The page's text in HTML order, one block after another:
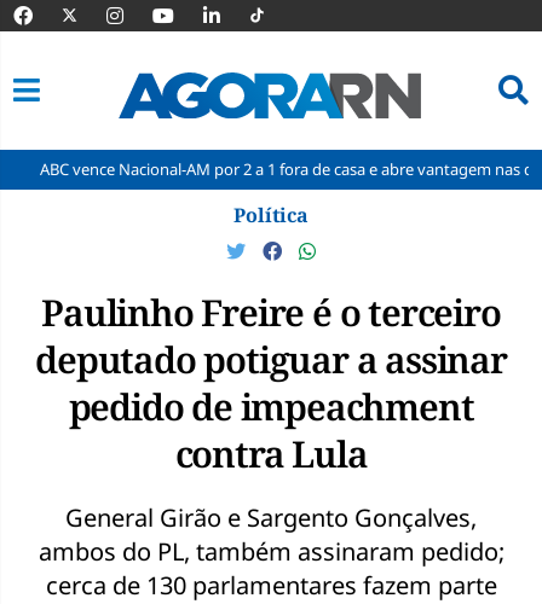
Nacional-AM por 2 a 1 fora de casa e abre vantagem nas quartas
Política
Paulinho Freire é o terceiro
deputado potiguar a assinar
pedido de impeachment
contra Lula
General Girão e Sargento Gonçalves,
ambos do PL, também assinaram pedido;
cerca de 130 parlamentares fazem parte